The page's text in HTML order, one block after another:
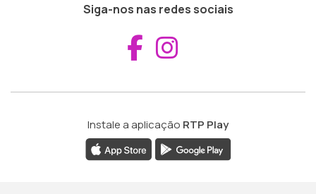
Siga-nos nas redes sociais
Aceder ao
Instale a aplicação RTP Play